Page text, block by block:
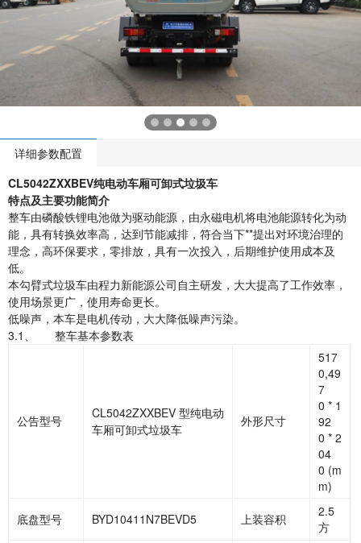
详细参数配置
CL5042ZXXBEV纯电动车厢可卸式垃圾车
特点及主要功能简介
整车由磷酸铁锂电池做为驱动能源，由永磁电机将电池能源转化为动
能，具有转换效率高，达到节能减排，符合当下**提出对环境治理的
理念，高环保要求，零排放，具有一次投入，后期维护使用成本及
低。
本勾臂式垃圾车由程力新能源公司自主研发，大大提高了工作效率，
使用场景更广，使用寿命更长。
低噪声，本车是电机传动，大大降低噪声污染。
3.1、 整车基本参数表
公告型号
CL5042ZXXBEV 型纯电动
车厢可卸式垃圾车
外形尺寸
517
0,49
7
0 * 1
92
0 * 2
04
0 (m
m)
底盘型号 BYD10411N7BEVD5 上装容积
2.5
方